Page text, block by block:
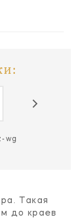
wg
Такая
до краев